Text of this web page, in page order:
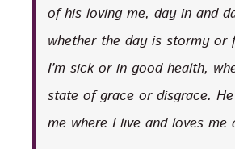
of his loving me, day in and
whether the day is stormy or
I’m sick or in good health,
state of grace or disgrace.
me where I live and loves me